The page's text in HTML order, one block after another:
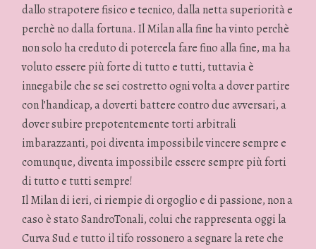
dallo strapotere fisico e tecnico, dalla netta superiorità e
perchè no dalla fortuna. Il Milan alla fine ha vinto perchè
non solo ha creduto di potercela fare fino alla fine, ma ha
voluto essere più forte di tutto e tutti, tuttavia è
innegabile che se sei costretto ogni volta a dover partire
con l’handicap, a doverti battere contro due avversari, a
dover subire prepotentemente torti arbitrali
imbarazzanti, poi diventa impossibile vincere sempre e
comunque, diventa impossibile essere sempre più forti
di tutto e tutti sempre!
Il Milan di ieri, ci riempie di orgoglio e di passione, non a
caso è stato SandroTonali, colui che rappresenta oggi la
Curva Sud e tutto il tifo rossonero a segnare la rete che